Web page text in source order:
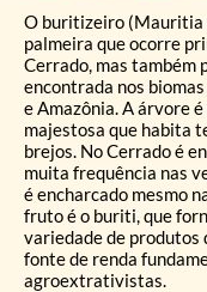
O buritizeiro (Mauritia
palmeira que ocorre
Cerrado, mas também
encontrada nos
e Amazônia. A árvore
majestosa que habita
brejos. No Cerrado é
muita frequência nas
é encharcado mesmo
fruto é o buriti, que
variedade de produtos
fonte de renda
agroextrativistas.